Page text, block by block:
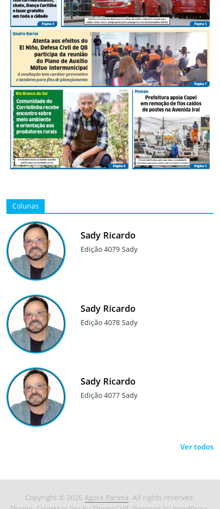
Colunas
Sady Ricardo
Edição 4079 Sady
Sady Ricardo
Edição 4078 Sady
Sady Ricardo
Edição 4077 Sady
Ver todos
Copyright © 2026 Agora Paraná. All rights reserved.